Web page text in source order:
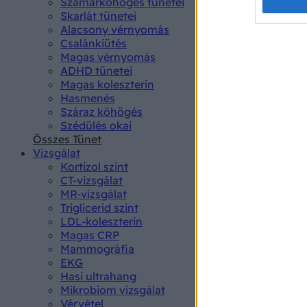
Skarlát tünetei
Alacsony vérnyomás
Csalánkiütés
Magas vérnyomás
ADHD tünetei
Magas koleszterin
Hasmenés
Száraz köhögés
Szédülés okai
Összes Tünet
Vizsgálat
Kortizol szint
CT-vizsgálat
MR-vizsgálat
Triglicerid szint
LDL-koleszterin
Magas CRP
Mammográfia
EKG
Hasi ultrahang
Mikrobiom vizsgálat
Vérvétel